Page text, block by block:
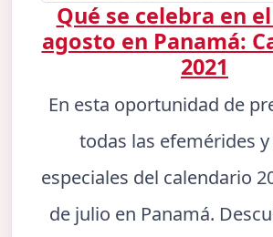
Qué se celebra en
agosto en Panamá:
2021
En esta oportunidad de
todas las efemérides
especiales del calendario
de julio en Panamá.